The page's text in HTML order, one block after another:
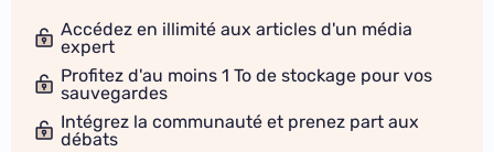
Accédez en illimité aux articles d'un média
expert
Profitez d'au moins 1 To de stockage pour vos
sauvegardes
Intégrez la communauté et prenez part aux
débats